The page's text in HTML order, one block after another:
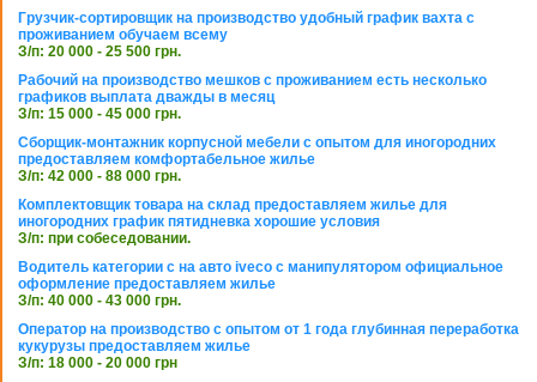
Грузчик-сортировщик на производство удобный график вахта с
проживанием обучаем всему
З/п: 20 000 - 25 500 грн.
Рабочий на производство мешков с проживанием есть несколько
графиков выплата дважды в месяц
З/п: 15 000 - 45 000 грн.
Сборщик-монтажник корпусной мебели с опытом для иногородних
предоставляем комфортабельное жилье
З/п: 42 000 - 88 000 грн.
Комплектовщик товара на склад предоставляем жилье для
иногородних график пятидневка хорошие условия
З/п: при собеседовании.
Водитель категории с на авто iveco с манипулятором официальное
оформление предоставляем жилье
З/п: 40 000 - 43 000 грн.
Оператор на производство с опытом от 1 года глубинная переработка
кукурузы предоставляем жилье
З/п: 18 000 - 20 000 грн